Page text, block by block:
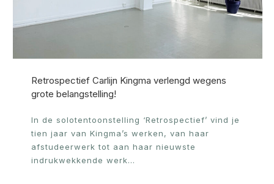
Retrospectief Carlijn Kingma verlengd wegens
grote belangstelling!
In de solotentoonstelling ‘Retrospectief’ vind je
tien jaar van Kingma’s werken, van haar
afstudeerwerk tot aan haar nieuwste
indrukwekkende werk…